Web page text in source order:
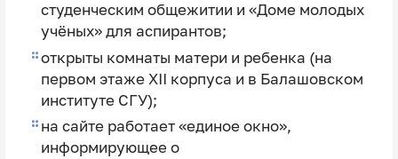
студенческим общежитии и «Доме молодых
учёных» для аспирантов;
открыты комнаты матери и ребенка (на
первом этаже XII корпуса и в Балашовском
институте СГУ);
на сайте работает «единое окно»,
информирующее о